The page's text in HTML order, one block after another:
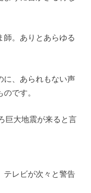
師。ありとあらゆる
に、あられもない声
です。
巨大地震が来ると言
テレビが次々と警告